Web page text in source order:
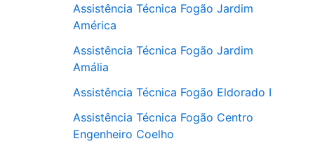
Assistência Técnica Fogão Jardim
América
Assistência Técnica Fogão Jardim
Amália
Assistência Técnica Fogão Eldorado I
Assistência Técnica Fogão Centro
Engenheiro Coelho